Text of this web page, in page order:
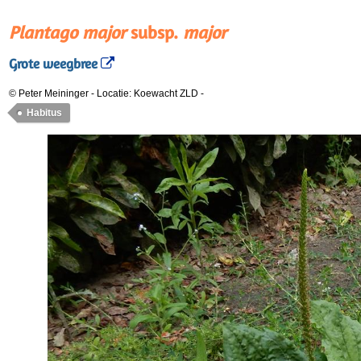
Plantago majorsubsp. major
Grote weegbree
© Peter Meininger - Locatie: Koewacht ZLD -
Habitus